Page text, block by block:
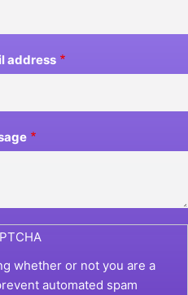
address
whether or not you are a
automated spam